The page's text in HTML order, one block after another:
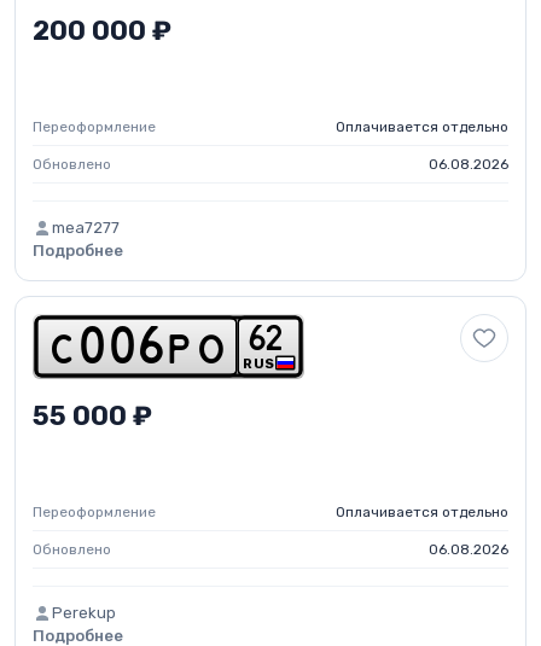
200 000 ₽
Переоформление Оплачивается отдельно
Обновлено 06.08.2026
mea7277
Подробнее
c 0 0 6 p o RUS
62
55 000 ₽
Переоформление Оплачивается отдельно
Обновлено 06.08.2026
Perekup
Подробнее